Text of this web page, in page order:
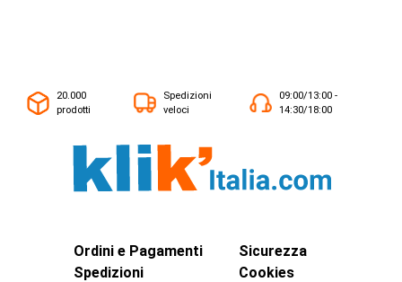
20.000
prodotti
Spedizioni
veloci
09:00/13:00 -
14:30/18:00
Ordini e Pagamenti
Spedizioni
Sicurezza
Cookies